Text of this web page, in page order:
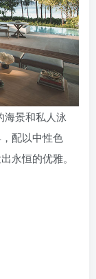
海景和私人泳
配以中性色
永恒的优雅。